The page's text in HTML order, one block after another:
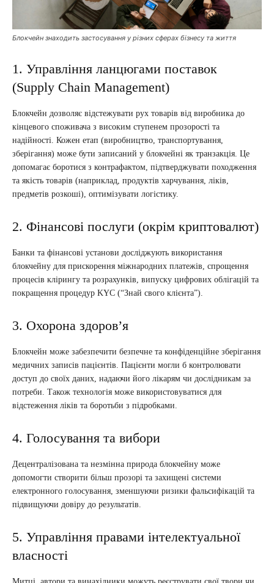
Блокчейн знаходить застосування у різних сферах бізнесу та життя
1. Управління ланцюгами поставок
(Supply Chain Management)
Блокчейн дозволяє відстежувати рух товарів від виробника до
кінцевого споживача з високим ступенем прозорості та
надійності. Кожен етап (виробництво, транспортування,
зберігання) може бути записаний у блокчейні як транзакція. Це
допомагає боротися з контрафактом, підтверджувати походження
та якість товарів (наприклад, продуктів харчування, ліків,
предметів розкоші), оптимізувати логістику.
2. Фінансові послуги (окрім криптовалют)
Банки та фінансові установи досліджують використання
блокчейну для прискорення міжнародних платежів, спрощення
процесів клірингу та розрахунків, випуску цифрових облігацій та
покращення процедур KYC (“Знай свого клієнта”).
3. Охорона здоров’я
Блокчейн може забезпечити безпечне та конфіденційне зберігання
медичних записів пацієнтів. Пацієнти могли б контролювати
доступ до своїх даних, надаючи його лікарям чи дослідникам за
потреби. Також технологія може використовуватися для
відстеження ліків та боротьби з підробками.
4. Голосування та вибори
Децентралізована та незмінна природа блокчейну може
допомогти створити більш прозорі та захищені системи
електронного голосування, зменшуючи ризики фальсифікацій та
підвищуючи довіру до результатів.
5. Управління правами інтелектуальної
власності